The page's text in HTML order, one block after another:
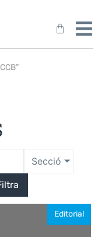
Secció
Editorial